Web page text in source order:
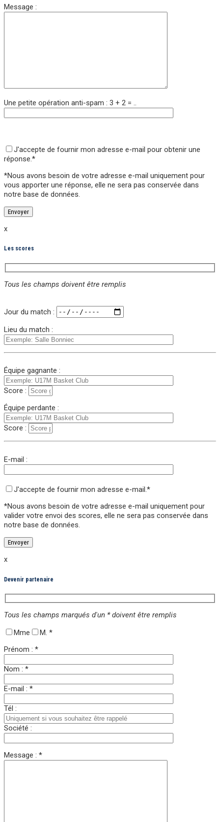
Message :
Une petite opération anti-spam : 3 + 2 = ..
J'accepte de fournir mon adresse e-mail pour obtenir une
réponse.*
*Nous avons besoin de votre adresse e-mail uniquement pour
vous apporter une réponse, elle ne sera pas conservée dans
notre base de données.
x
Les scores
Tous les champs doivent être remplis
Jour du match :
Lieu du match :
Équipe gagnante :
Score :
Équipe perdante :
Score :
E-mail :
J'accepte de fournir mon adresse e-mail.*
*Nous avons besoin de votre adresse e-mail uniquement pour
valider votre envoi des scores, elle ne sera pas conservée dans
notre base de données.
x
Devenir partenaire
Tous les champs marqués d'un * doivent être remplis
Mme
M. *
Prénom : *
Nom : *
E-mail : *
Tél :
Société :
Message : *